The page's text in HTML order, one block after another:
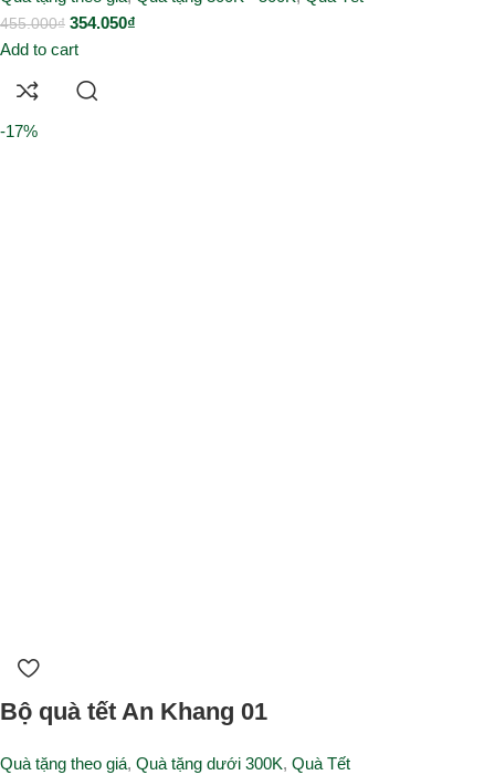
455.000₫ 354.050₫
Add to cart
-17%
Bộ quà tết An Khang 01
Quà tặng theo giá, Quà tặng dưới 300K, Quà Tết